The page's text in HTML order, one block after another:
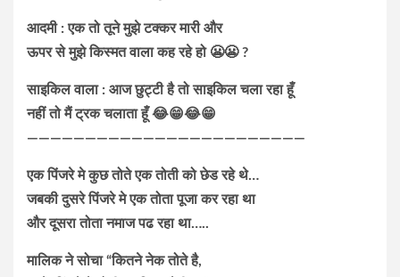
आदमी : एक तो तूने मुझे टक्कर मारी और
ऊपर से मुझे किस्मत वाला कह रहे हो 😬😬 ?
साइकिल वाला : आज छुट्टी है तो साइकिल चला रहा हूँ
नहीं तो मैं ट्रक चलाता हूँ 😂😁😂😁
————————————————————————
एक पिंजरे मे कुछ तोते एक तोती को छेड रहे थे…
जबकी दुसरे पिंजरे मे एक तोता पूजा कर रहा था
और दूसरा तोता नमाज पढ रहा था…..
मालिक ने सोचा “कितने नेक तोते है,